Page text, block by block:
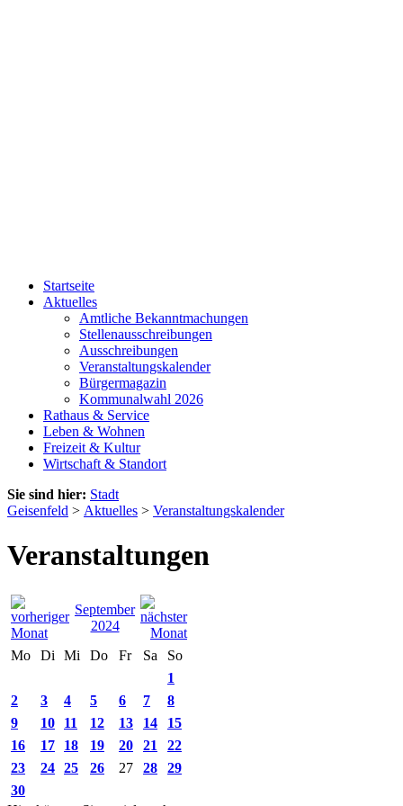
Startseite
Aktuelles
Amtliche Bekanntmachungen
Stellenausschreibungen
Ausschreibungen
Veranstaltungskalender
Bürgermagazin
Kommunalwahl 2026
Rathaus & Service
Leben & Wohnen
Freizeit & Kultur
Wirtschaft & Standort
Sie sind hier: Stadt
Geisenfeld > Aktuelles > Veranstaltungskalender
Veranstaltungen
September
2024
Mo
Di Mi Do Fr Sa
So
1
2
3 4 5 6 7
8
9
10 11 12 13 14
15
16
17 18 19 20 21
22
23
24 25 26 27 28
29
30